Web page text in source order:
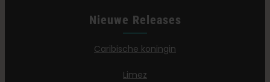
Nieuwe Releases
Caribische koningin
Limez